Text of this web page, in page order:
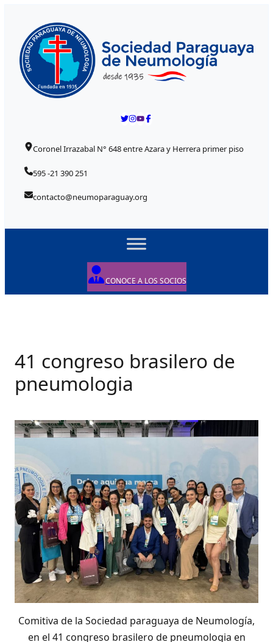
Coronel Irrazabal N° 648 entre Azara y Herrera primer piso
595 -21 390 251
contacto@neumoparaguay.org
CONOCE A LOS SOCIOS
41 congreso brasilero de
pneumologia
Comitiva de la Sociedad paraguaya de Neumología,
en el 41 congreso brasilero de pneumologia en